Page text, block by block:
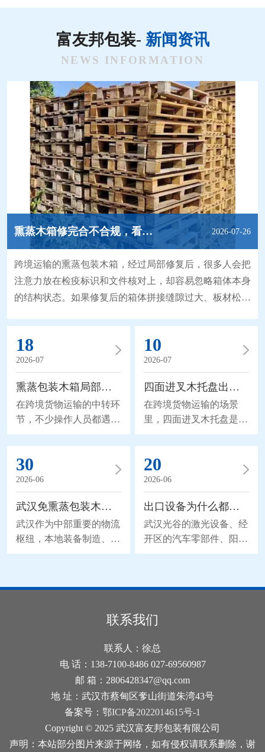
富友邦包装- 新闻资讯
NEWS INFORMATION
熏蒸木箱修完合不合规，看结构细节就清楚 2026-07-26
跨境运输的熏蒸包装木箱，经过局部修复后，很多人会把
注意力放在检疫标识和文件核对上，却容易忽略箱体本身
的结构状态。如果修复后的箱体拼接缝隙过大、板材松
一套清晰的结构修复完整性标准，能帮操作人员在修复完
成后，快速确认箱体状态是否符合后续运输要求。 拼接
缝隙的控制是结构核验的基础环节。修复过程中补装的板
18
2026-07
熏蒸包装木箱局部破了，不用重新熏蒸也能修
在跨境货物运输的中转环
节，不少操作人员都遇到
过熏蒸包装木箱局部破损
的情况：箱体边角被叉车
剐蹭出裂缝，固定板材的
钢钉松动脱落，甚至侧面
的木板被磕出缺口。如果
直接把箱体送回工厂重新
熏蒸，不仅会耽误货物的
船期，还会产生额外的物
流和时间成本。掌握合规
是先确认破损位置的状
经熏蒸的木材接触到箱体
10
2026-07
四面进叉木托盘出口的熏蒸合规细节
在跨境货物运输的场景
里，四面进叉木托盘是很
多外贸货物常用的承载工
具。这类木质包装涉及跨
境检疫的相关要求，熏蒸
处理的合规要点，是外贸
相关从业者的核心讨论方
向。很多细节没有写在刻
板的通用说明里，都是从
业者在一次次通关实操里
慢慢沉淀下来的经验，能
面进叉木托盘的原材料状
态做初步核验。如果木材
洞，或是表面附着未清理
干净的
30
2026-06
武汉免熏蒸包装木箱，钢带包边优化更适配长途运输
武汉作为中部重要的物流
枢纽，本地装备制造、电
子设备等产业的跨区域流
品的完好度。针对这一需
求，钢带包边免熏蒸木箱
的结构优化，通过钢带加
提升武汉免熏蒸包装木箱
抗冲击能力，适配重型设
备长途运输的堆码、颠簸
的边角与拼接位置，是运
输过程中非常容易出现破
20
2026-06
出口设备为什么都认松木真空箱？三层结构缺一不可
武汉光谷的激光设备、经
开区的汽车零部件、阳逻
港发往海外的机电产品，
包装木箱在武汉出口市场
的渗透率已超过38%，远
超杨木和杉木。但很多企
阶段，实际上，武汉真空
包装木箱的松木+真空
+铝箔这三层结构，每一
层都有门道，少做一步，
整箱防护就等于白搭。
联系我们
联系人：徐总
电 话：138-7100-8486 027-69560987
邮 箱：2806428347@qq.com
地 址：武汉市蔡甸区奓山街道朱湾43号
备案号： 鄂ICP备2022014615号-1
Copyright © 2025 武汉富友邦包装有限公司
声明：本站部分图片来源于网络，如有侵权请联系删除，谢